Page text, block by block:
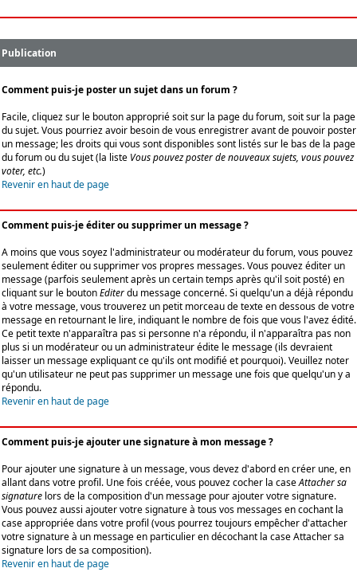
Publication
Comment puis-je poster un sujet dans un forum ?
Facile, cliquez sur le bouton approprié soit sur la page du forum, soit sur la page
du sujet. Vous pourriez avoir besoin de vous enregistrer avant de pouvoir poster
un message; les droits qui vous sont disponibles sont listés sur le bas de la page
du forum ou du sujet (la liste Vous pouvez poster de nouveaux sujets, vous pouvez
voter, etc.)
Revenir en haut de page
Comment puis-je éditer ou supprimer un message ?
A moins que vous soyez l'administrateur ou modérateur du forum, vous pouvez
seulement éditer ou supprimer vos propres messages. Vous pouvez éditer un
message (parfois seulement après un certain temps après qu'il soit posté) en
cliquant sur le boutonEditerdu message concerné. Si quelqu'un a déjà répondu
à votre message, vous trouverez un petit morceau de texte en dessous de votre
message en retournant le lire, indiquant le nombre de fois que vous l'avez édité.
Ce petit texte n'apparaîtra pas si personne n'a répondu, il n'apparaîtra pas non
plus si un modérateur ou un administrateur édite le message (ils devraient
laisser un message expliquant ce qu'ils ont modifié et pourquoi). Veuillez noter
qu'un utilisateur ne peut pas supprimer un message une fois que quelqu'un y a
répondu.
Revenir en haut de page
Comment puis-je ajouter une signature à mon message ?
Pour ajouter une signature à un message, vous devez d'abord en créer une, en
allant dans votre profil. Une fois créée, vous pouvez cocher la caseAttacher sa
signature lors de la composition d'un message pour ajouter votre signature.
Vous pouvez aussi ajouter votre signature à tous vos messages en cochant la
case appropriée dans votre profil (vous pourrez toujours empêcher d'attacher
votre signature à un message en particulier en décochant la case Attacher sa
signature lors de sa composition).
Revenir en haut de page